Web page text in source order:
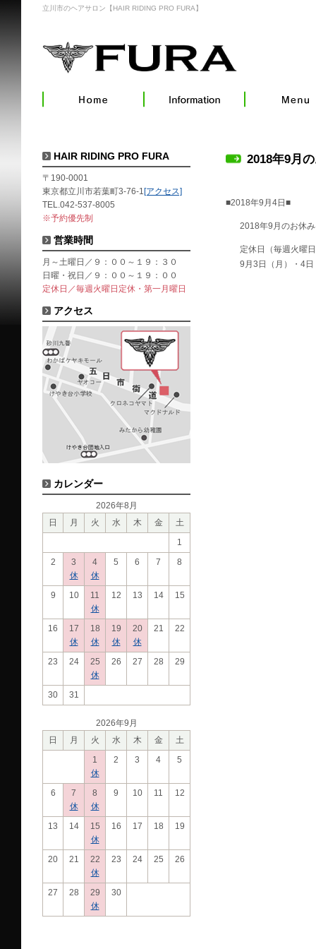
立川市のヘアサロン【HAIR RIDING PRO FURA】
2018年9月
■2018年9月4日■
2018年9月のお休
定休日（毎週火曜
9月3日（月）・4
HAIR RIDING PRO FURA
〒190-0001
東京都立川市若葉町3-76-1 [アクセス]
TEL.042-537-8005
※予約優先制
営業時間
月～土曜日／９：００～１９：３０
日曜・祝日／９：００～１９：００
定休日／毎週火曜日定休・第一月曜日
アクセス
カレンダー
2026年8月
日
月 火 水 木 金
土
1
2
3
休
4
休
5 6 7 8
9 10
11
休
12 13 14 15
16
17
休
18
休
19
休
20
休
21 22
23 24
25
休
26 27 28 29
30 31
2026年9月
日
月 火 水 木 金
土
1
休
2 3 4 5
6
7
休
8
休
9 10 11 12
13 14
15
休
16 17 18 19
20 21
22
休
23 24 25 26
27 28
29
休
30